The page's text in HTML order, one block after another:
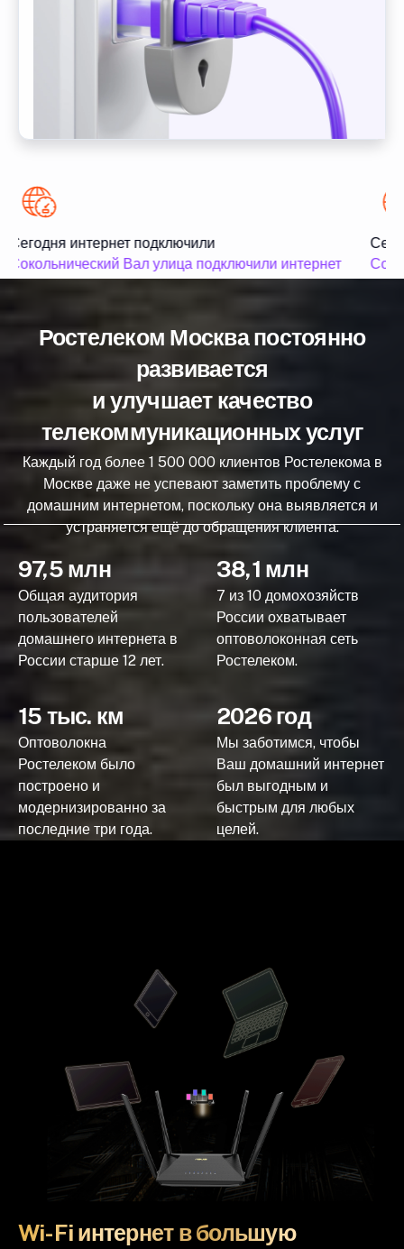
Сегодня интернет подключили
Сокольнический Вал улица подключили интернет
Ростелеком Москва постоянно
развивается
и улучшает качество
телекоммуникационных услуг
Каждый год более 1 500 000 клиентов Ростелекома в
Москве даже не успевают заметить проблему с
домашним интернетом, поскольку она выявляется и
устраняется ещё до обращения клиента.
97,5 млн
Общая аудитория
пользователей
домашнего интернета в
России старше 12 лет.
38,1 млн
7 из 10 домохозяйств
России охватывает
оптоволоконная сеть
Ростелеком.
15 тыс. км
Оптоволокна
Ростелеком было
построено и
модернизированно за
последние три года.
2026 год
Мы заботимся, чтобы
Ваш домашний интернет
был выгодным и
быстрым для любых
целей.
Wi-Fi интернет в большую